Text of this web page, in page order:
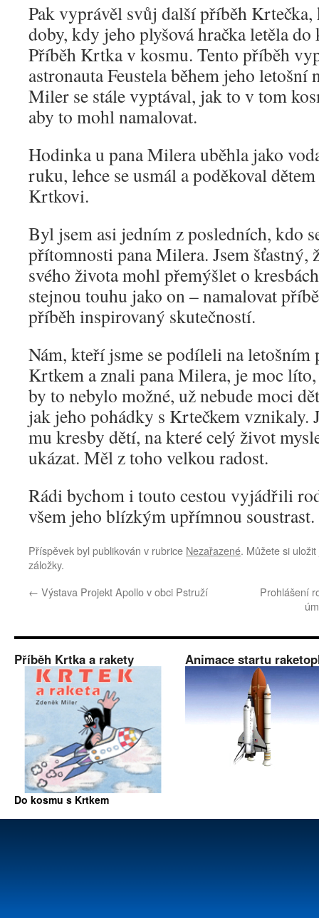
Pak vyprávěl svůj další příběh Krtečka,
doby, kdy jeho plyšová hračka letěla
Příběh Krtka v kosmu. Tento příběh
astronauta Feustela během jeho letošní
Miler se stále vyptával, jak to v tom
aby to mohl namalovat.
Hodinka u pana Milera uběhla jako
ruku, lehce se usmál a poděkoval
Krtkovi.
Byl jsem asi jedním z posledních, kdo
přítomnosti pana Milera. Jsem šťastný,
svého života mohl přemýšlet o
stejnou touhu jako on – namalovat
příběh inspirovaný skutečností.
Nám, kteří jsme se podíleli na letošním
Krtkem a znali pana Milera, je moc
by to nebylo možné, už nebude moci
jak jeho pohádky s Krtečkem vznikaly.
mu kresby dětí, na které celý život
ukázat. Měl z toho velkou radost.
Rádi bychom i touto cestou vyjádřili
všem jeho blízkým upřímnou soustrast.
Příspěvek byl publikován v rubrice Nezařazené. Můžete si
záložky.
← Výstava Projekt Apollo v obci Pstruží
Prohlášení
Příběh Krtka a rakety Animace startu
Do kosmu s Krtkem